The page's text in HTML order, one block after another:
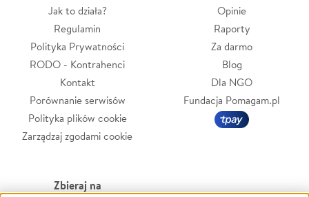
Jak to działa?
Regulamin
Polityka Prywatności
RODO - Kontrahenci
Kontakt
Porównanie serwisów
Polityka plików cookie
Zarządzaj zgodami cookie
Opinie
Raporty
Za darmo
Blog
Dla NGO
Fundacja Pomagam.pl
Zbieraj na